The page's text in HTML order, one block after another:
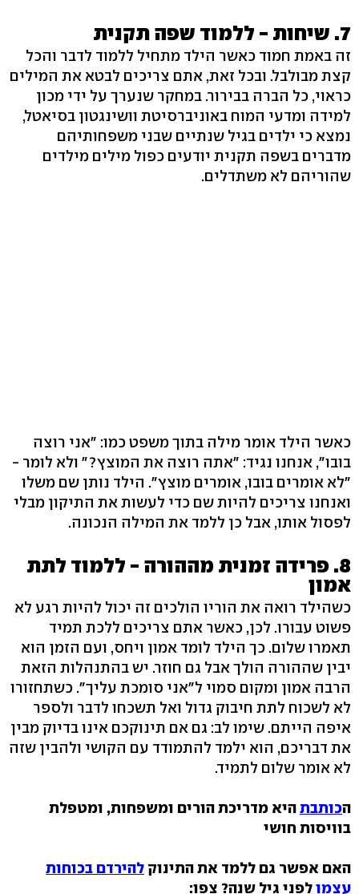
7. שיחות - ללמוד שפה תקנית
זה באמת חמוד כאשר הילד מתחיל ללמוד לדבר והכל
קצת מבולבל. ובכל זאת, אתם צריכים לבטא את המילים
כראוי, כל הברה בבירור. במחקר שנערך על ידי מכון
למידה ומדעי המוח באוניברסיטת וושינגטון בסיאטל,
נמצא כי ילדים בגיל שנתיים שבני משפחותיהם
מדברים בשפה תקנית יודעים כפול מילים מילדים
שהוריהם לא משתדלים.
כאשר הילד אומר מילה בתוך משפט כמו: "אני רוצה
בובו", אנחנו נגיד: "אתה רוצה את המוצץ?" ולא לומר -
"לא אומרים בובו, אומרים מוצץ". הילד נותן שם משלו
ואנחנו צריכים להיות שם כדי לעשות את התיקון מבלי
לפסול אותו, אבל כן ללמד את המילה הנכונה.
8. פרידה זמנית מההורה - ללמוד לתת
אמון
כשהילד רואה את הוריו הולכים זה יכול להיות רגע לא
פשוט עבורו. לכן, כאשר אתם צריכים ללכת תמיד
תאמרו שלום. כך הילד לומד אמון ויחס, ועם הזמן הוא
יבין שההורה הולך אבל גם חוזר. יש בהתנהלות הזאת
הרבה אמון ומקום סמוי ל"אני סומכת עליך". כשתחזורו
לא לשכוח לתת חיבוק גדול ואל תשכחו לדבר ולספר
איפה הייתם. שימו לב: גם אם תינוקכם אינו בדיוק מבין
את דבריכם, הוא ילמד להתמודד עם הקושי ולהבין שזה
לא אומר שלום לתמיד.
הכותבתהיא מדריכת הורים ומשפחות, ומטפלת
בוויסות חושי
האם אפשר גם ללמד את התינוק להירדם בכוחות
עצמולפני גיל שנה? צפו: